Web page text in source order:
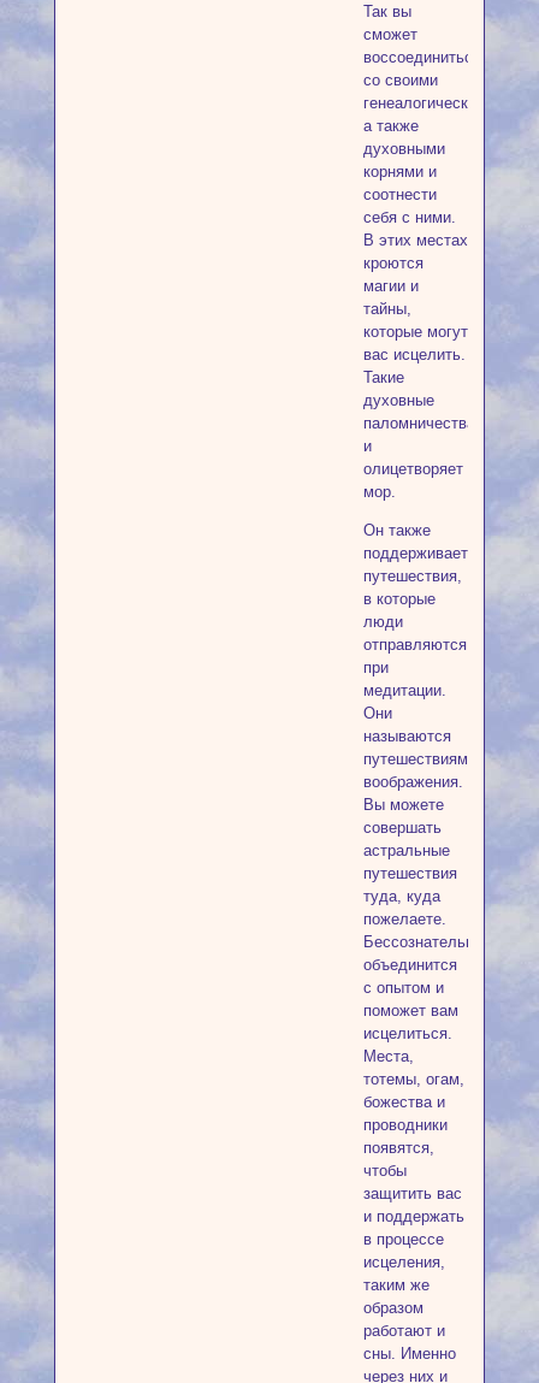
Так вы
сможет
воссоединиться
со своими
генеалогическими,
а также
духовными
корнями и
соотнести
себя с ними.
В этих местах
кроются
магии и
тайны,
которые могут
вас исцелить.
Такие
духовные
паломничества
и
олицетворяет
мор.
Он также
поддерживает
путешествия,
в которые
люди
отправляются
при
медитации.
Они
называются
путешествиями
воображения.
Вы можете
совершать
астральные
путешествия
туда, куда
пожелаете.
Бессознательное
объединится
с опытом и
поможет вам
исцелиться.
Места,
тотемы, огам,
божества и
проводники
появятся,
чтобы
защитить вас
и поддержать
в процессе
исцеления,
таким же
образом
работают и
сны. Именно
через них и